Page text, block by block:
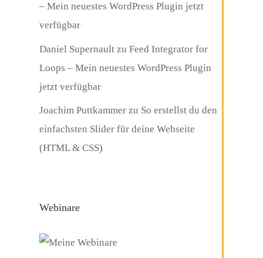
– Mein neuestes WordPress Plugin jetzt
verfügbar
Daniel Supernault zuFeed Integrator for
Loops – Mein neuestes WordPress Plugin
jetzt verfügbar
Joachim Puttkammer zu So erstellst du den
einfachsten Slider für deine Webseite
(HTML & CSS)
Webinare